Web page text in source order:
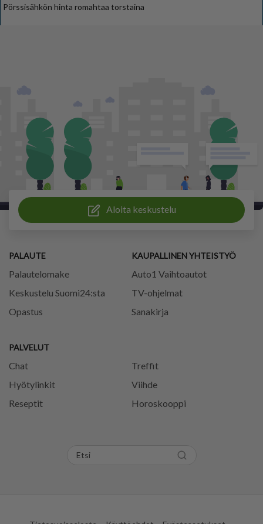
Pörssisähkön hinta romahtaa torstaina
Aloita keskustelu
PALAUTE
Palautelomake
Keskustelu Suomi24:sta
Opastus
PALVELUT
Chat
Treffit
Hyötylinkit
Viihde
Reseptit
Horoskooppi
KAUPALLINEN YHTEISTYÖ
Auto1 Vaihtoautot
TV-ohjelmat
Sanakirja